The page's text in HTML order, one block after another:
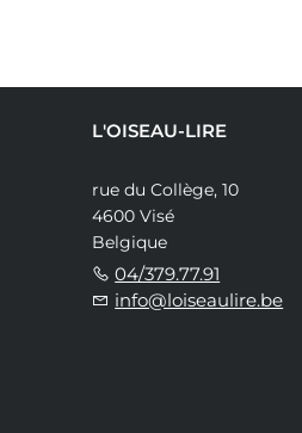
L'OISEAU-LIRE
rue du Collège, 10
4600 Visé
Belgique
04/379.77.91
info@loiseaulire.be